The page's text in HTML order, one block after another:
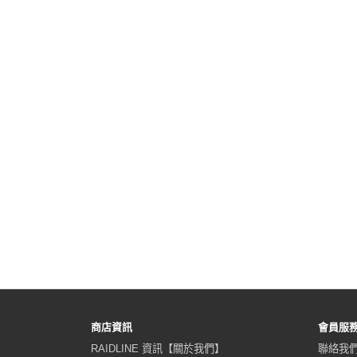
商店資訊
RAIDLINE 資訊【關於我們】
會員服
聯絡我